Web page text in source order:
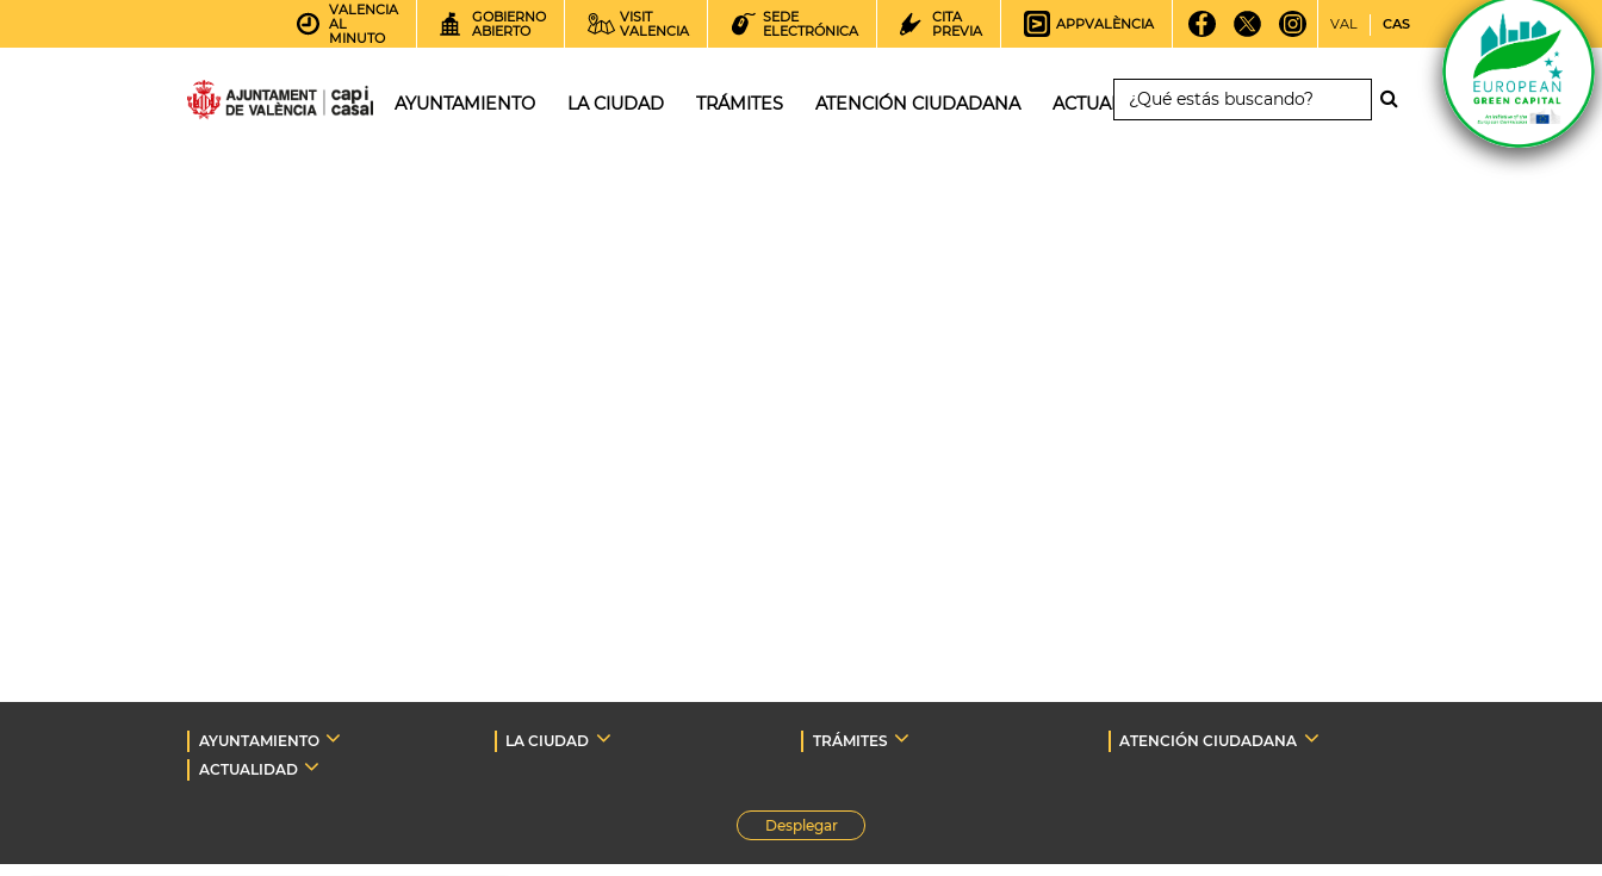
VALENCIA
AL
MINUTO
GOBIERNO
ABIERTO
VISIT
VALENCIA
SEDE
ELECTRÓNICA
CITA
PREVIA
APPVALÈNCIA VAL CAS
AYUNTAMIENTO LA CIUDAD TRÁMITES ATENCIÓN CIUDADANA ACTUALIDAD
AYUNTAMIENTO LA CIUDAD TRÁMITES
ATENCIÓN CIUDADANA
ACTUALIDAD
Desplegar